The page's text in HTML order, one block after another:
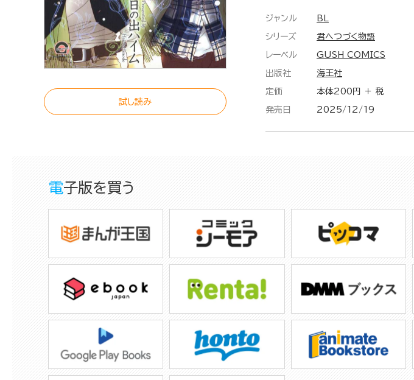
試し読み
ジャンル BL
シリーズ 君へつづく物語
レーベル GUSH COMICS
出版社 海王社
定価 本体200円 ＋ 税
発売日 2025/12/19
電子版を買う